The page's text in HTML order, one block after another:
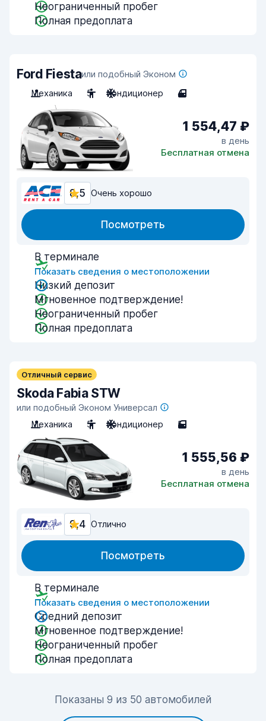
Неограниченный пробег
Полная предоплата
Ford Fiestaили подобный Эконом
Механика
5 Кондиционер 4
1 554,47 ₽
в день
Бесплатная отмена
8,5 Очень хорошо
Посмотреть
В терминале
Показать сведения о местоположении
Низкий депозит
Мгновенное подтверждение!
Неограниченный пробег
Полная предоплата
Отличный сервис
Skoda Fabia STW
или подобный Эконом Универсал
Механика
5 Кондиционер 5
1 555,56 ₽
в день
Бесплатная отмена
9,4 Отлично
Посмотреть
В терминале
Показать сведения о местоположении
Средний депозит
Мгновенное подтверждение!
Неограниченный пробег
Полная предоплата
Показаны 9 из 50 автомобилей